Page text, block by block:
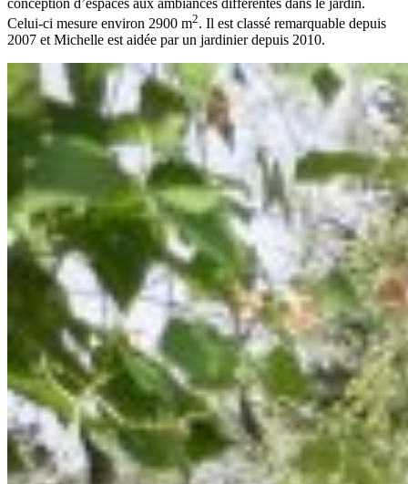
Celui-ci mesure environ 2900 m2. Il est classé remarquable depuis
2007 et Michelle est aidée par un jardinier depuis 2010.